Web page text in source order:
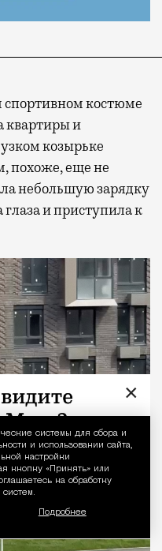
системы для сбора и
и использовании сайта,
настройки
кнопку «Принять» или
на обработку
Подробнее
спортивном костюме
квартиры и
узком козырьке
похоже, еще не
небольшую зарядку
и приступила к
×